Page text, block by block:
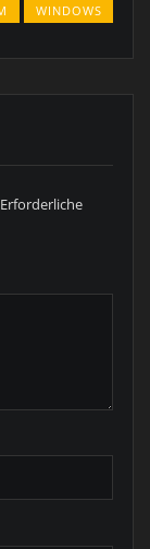
WINDOWS
Erforderliche